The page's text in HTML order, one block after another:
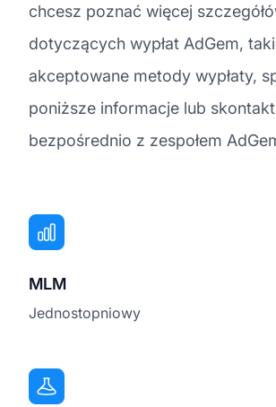
chcesz poznać więcej
dotyczących wypłat AdGem,
akceptowane metody wypłaty,
poniższe informacje lub
bezpośrednio z zespołem
MLM
Jednostopniowy